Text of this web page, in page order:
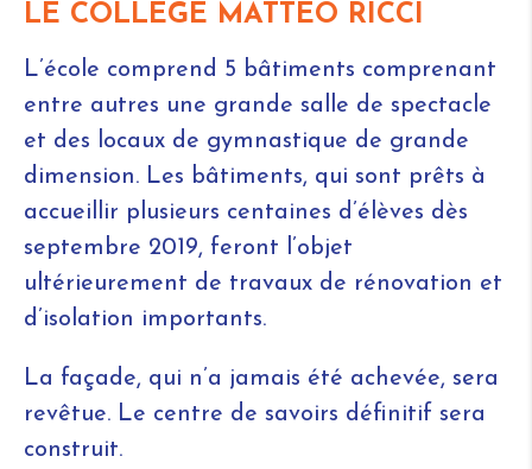
LE COLLÈGE MATTEO RICCI
L’école comprend 5 bâtiments comprenant
entre autres une grande salle de spectacle
et des locaux de gymnastique de grande
dimension. Les bâtiments, qui sont prêts à
accueillir plusieurs centaines d’élèves dès
septembre 2019, feront l’objet
ultérieurement de travaux de rénovation et
d’isolation importants.
La façade, qui n’a jamais été achevée, sera
revêtue. Le centre de savoirs définitif sera
construit.